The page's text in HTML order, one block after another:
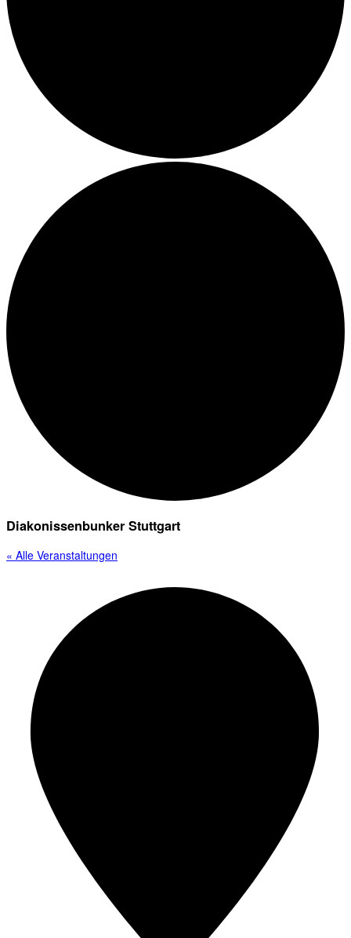
Diakonissenbunker Stuttgart
« Alle Veranstaltungen